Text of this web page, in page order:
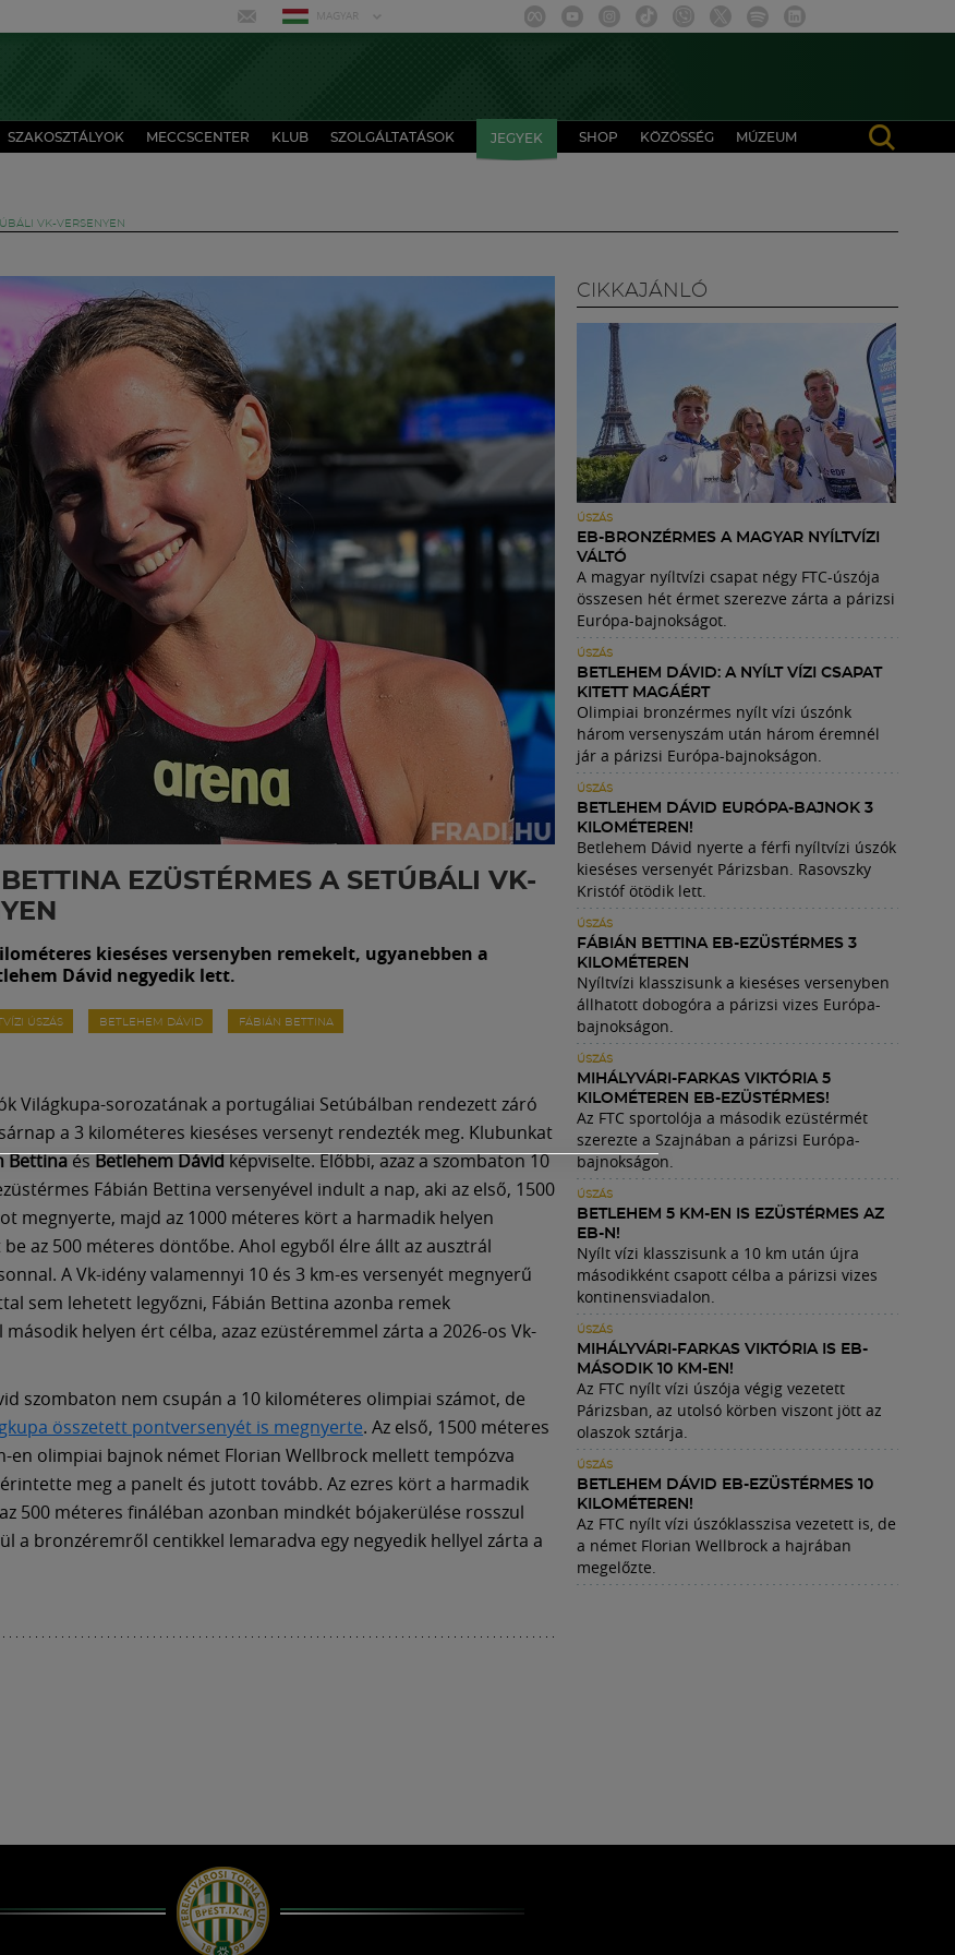
MAGYAR
SZAKOSZTÁLYOK MECCSCENTER KLUB SZOLGÁLTATÁSOK JEGYEK SHOP KÖZÖSSÉG MÚZEUM
VK-VERSENYEN
EZÜSTÉRMES A SETÚBÁLI VK-
kieséses versenyben remekelt, ugyanebben a
Dávid negyedik lett.
ÚSZÁS BETLEHEM DÁVID FÁBIÁN BETTINA
Világkupa-sorozatának a portugáliai Setúbálban rendezett záró
a 3 kilométeres kieséses versenyt rendezték meg. Klubunkat
BettinaésBetlehem Dávidképviselte. Előbbi, azaz a szombaton 10
Fábián Bettina versenyével indult a nap, aki az első, 1500
megnyerte, majd az 1000 méteres kört a harmadik helyen
az 500 méteres döntőbe. Ahol egyből élre állt az ausztrál
A Vk-idény valamennyi 10 és 3 km-es versenyét megnyerű
sem lehetett legyőzni, Fábián Bettina azonba remek
második helyen ért célba, azaz ezüstéremmel zárta a 2026-os Vk-
szombaton nem csupán a 10 kilométeres olimpiai számot, de
összetett pontversenyét is megnyerte. Az első, 1500 méteres
en olimpiai bajnok német Florian Wellbrock mellett tempózva
meg a panelt és jutott tovább. Az ezres kört a harmadik
500 méteres fináléban azonban mindkét bójakerülése rosszul
a bronzéremről centikkel lemaradva egy negyedik hellyel zárta a
CIKKAJÁNLÓ
ÚSZÁS
EB-BRONZÉRMES A MAGYAR NYÍLTVÍZI
VÁLTÓ
A magyar nyíltvízi csapat négy FTC-úszója
összesen hét érmet szerezve zárta a párizsi
Európa-bajnokságot.
ÚSZÁS
BETLEHEM DÁVID: A NYÍLT VÍZI CSAPAT
KITETT MAGÁÉRT
Olimpiai bronzérmes nyílt vízi úszónk
három versenyszám után három éremnél
jár a párizsi Európa-bajnokságon.
ÚSZÁS
BETLEHEM DÁVID EURÓPA-BAJNOK 3
KILOMÉTEREN!
Betlehem Dávid nyerte a férfi nyíltvízi úszók
kieséses versenyét Párizsban. Rasovszky
Kristóf ötödik lett.
ÚSZÁS
FÁBIÁN BETTINA EB-EZÜSTÉRMES 3
KILOMÉTEREN
Nyíltvízi klasszisunk a kieséses versenyben
állhatott dobogóra a párizsi vizes Európa-
bajnokságon.
ÚSZÁS
MIHÁLYVÁRI-FARKAS VIKTÓRIA 5
KILOMÉTEREN EB-EZÜSTÉRMES!
Az FTC sportolója a második ezüstérmét
szerezte a Szajnában a párizsi Európa-
bajnokságon.
ÚSZÁS
BETLEHEM 5 KM-EN IS EZÜSTÉRMES AZ
EB-N!
Nyílt vízi klasszisunk a 10 km után újra
másodikként csapott célba a párizsi vizes
kontinensviadalon.
ÚSZÁS
MIHÁLYVÁRI-FARKAS VIKTÓRIA IS EB-
MÁSODIK 10 KM-EN!
Az FTC nyílt vízi úszója végig vezetett
Párizsban, az utolsó körben viszont jött az
olaszok sztárja.
ÚSZÁS
BETLEHEM DÁVID EB-EZÜSTÉRMES 10
KILOMÉTEREN!
Az FTC nyílt vízi úszóklasszisa vezetett is, de
a német Florian Wellbrock a hajrában
megelőzte.